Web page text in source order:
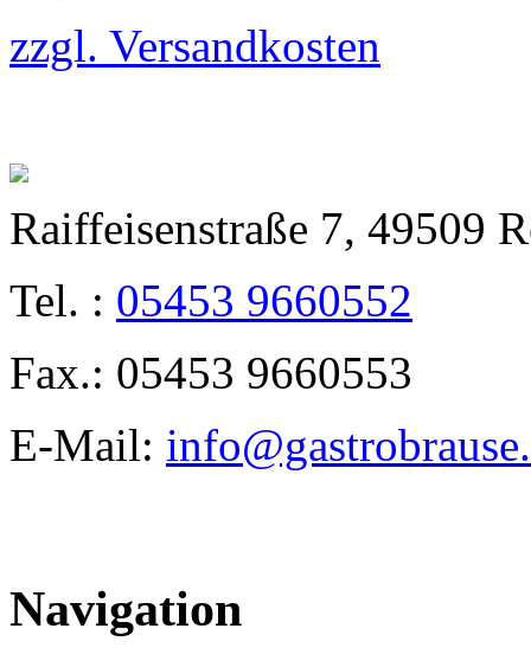
zzgl. Versandkosten
Raiffeisenstraße 7, 49509
Tel. : 05453 9660552
Fax.: 05453 9660553
E-Mail:
Navigation